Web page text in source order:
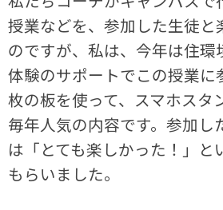
授業などを、参加した生徒と
のですが、私は、今年は住環
体験のサポートでこの授業に
枚の板を使って、スマホスタ
毎年人気の内容です。参加し
は「とても楽しかった！」と
もらいました。